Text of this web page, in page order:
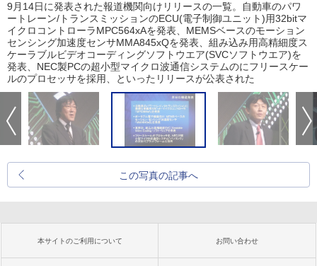
9月14日に発表された報道機関向けリリースの一覧。自動車のパワ
ートレーン/トランスミッションのECU(電子制御ユニット)用32bitマ
イクロコントローラMPC564xAを発表、MEMSベースのモーション
センシング加速度センサMMA845xQを発表、組み込み用高精細度ス
ケーラブルビデオコーディングソフトウエア(SVCソフトウエア)を
発表、NEC製PCの超小型マイクロ波通信システムのにフリースケー
ルのプロセッサを採用、といったリリースが公表された
この写真の記事へ
本サイトのご利用について お問い合わせ